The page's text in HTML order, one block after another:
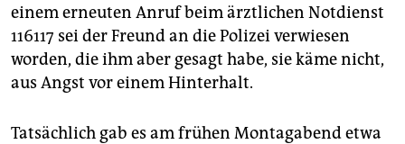
einem erneuten Anruf beim ärztlichen Notdienst
116117 sei der Freund an die Polizei verwiesen
worden, die ihm aber gesagt habe, sie käme nicht,
aus Angst vor einem Hinterhalt.
Tatsächlich gab es am frühen Montagabend etwa